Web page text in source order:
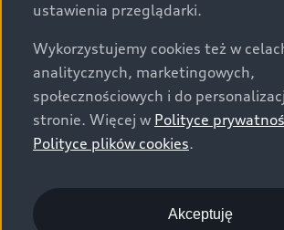
ustawienia przeglądarki.
Wykorzystujemy cookies też w
analitycznych, marketingowych,
społecznościowych i do
stronie. Więcej w Polityce
Polityce plików cookies.
Akceptuję
Audi.
Wszystkie produkowane obecnie
są wykonywane z materiałów
względem możliwości odzysku i
określone w normie ISO 22628 i są
europejskimi świadectwami
o.o. podlega obowiązkowi zapewnienia
użytkownikom samochodów marki